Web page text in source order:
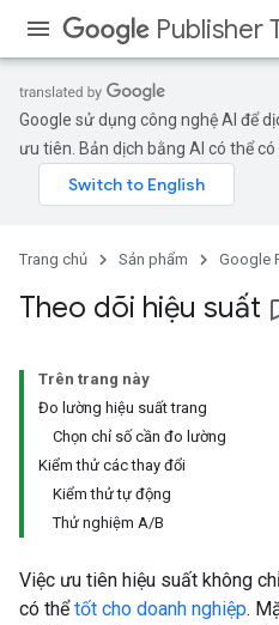
Publisher
Google sử dụng công nghệ AI để
ưu tiên. Bản dịch bằng AI có thể có
Trang chủ Sản phẩm Google
Theo dõi hiệu suất
Trên trang này
Đo lường hiệu suất trang
Chọn chỉ số cần đo lường
Kiểm thử các thay đổi
Kiểm thử tự động
Thử nghiệm A/B
Việc ưu tiên hiệu suất không
có thểtốt cho doanh nghiệp.